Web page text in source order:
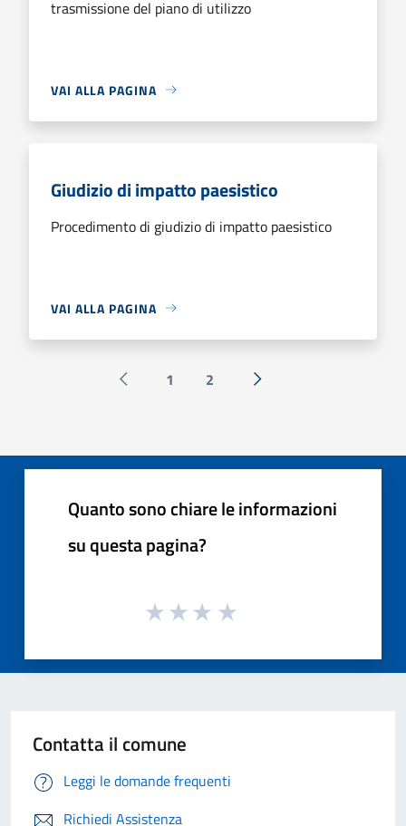
trasmissione del piano di utilizzo
VAI ALLA PAGINA
Giudizio di impatto paesistico
Procedimento di giudizio di impatto paesistico
VAI ALLA PAGINA
Pagina precedente
1 2 Successiva »
Quanto sono chiare le informazioni
su questa pagina?
Contatta il comune
Leggi le domande frequenti
Richiedi Assistenza